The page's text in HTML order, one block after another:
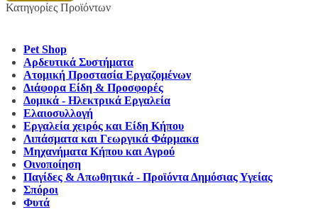
Κατηγορίες Προϊόντων
Pet Shop
Αρδευτικά Συστήματα
Ατομική Προστασία Εργαζομένων
Διάφορα Είδη & Προσφορές
Δομικά - Ηλεκτρικά Εργαλεία
Ελαιοσυλλογή
Εργαλεία χειρός και Είδη Κήπου
Λιπάσματα και Γεωργικά Φάρμακα
Μηχανήματα Κήπου και Αγρού
Οινοποίηση
Παγίδες & Απωθητικά - Προϊόντα Δημόσιας Υγείας
Σπόροι
Φυτά